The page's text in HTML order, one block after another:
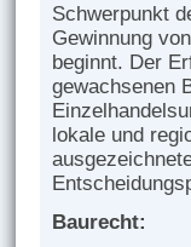
Schwerpunkt
Gewinnung
beginnt. Der
gewachsenen
lokale und
Baurecht: